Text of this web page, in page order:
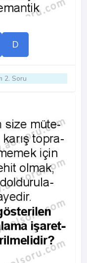
D
2. Soru